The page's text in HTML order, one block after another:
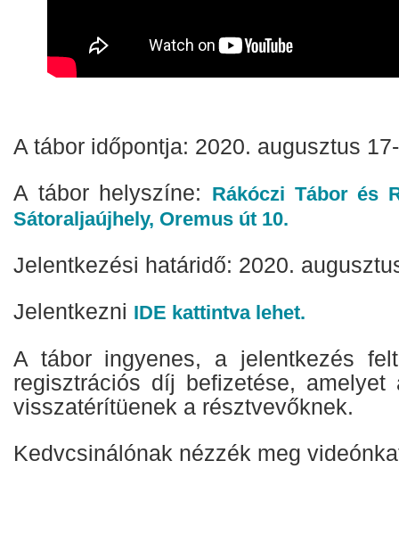
A tábor időpontja: 2020. augusztus
A tábor helyszíne: Rákóczi Tábor és
Sátoraljaújhely, Oremus út 10.
Jelentkezési határidő: 2020.
Jelentkezni IDE kattintva lehet.
A tábor ingyenes, a jelentkezés
regisztrációs díj befizetése, amelyet
visszatérítüenek a résztvevőknek.
Kedvcsinálónak nézzék meg